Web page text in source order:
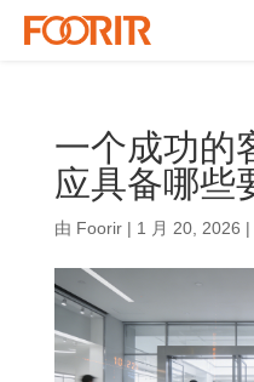
一个成功的
应具备哪些
由 Foorir| 1 月 20, 2026 |